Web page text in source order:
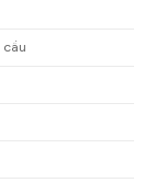
cầu